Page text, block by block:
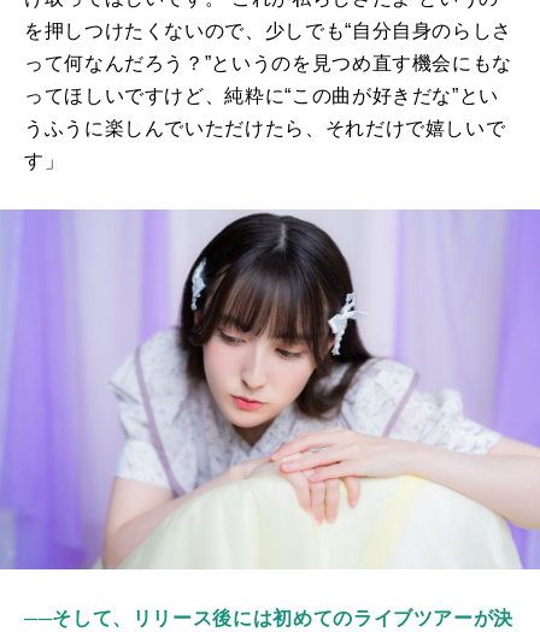
を押しつけたくないので、少しでも“自分自身のらしさ
って何なんだろう？”というのを見つめ直す機会にもな
ってほしいですけど、純粋に“この曲が好きだな”とい
うふうに楽しんでいただけたら、それだけで嬉しいで
す」
──そして、リリース後には初めてのライブツアーが決